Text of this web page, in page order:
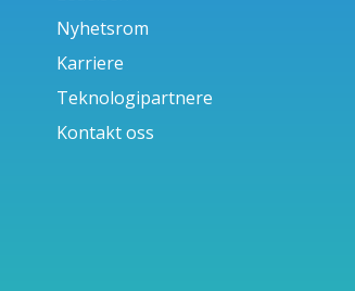
Nyhetsrom
Karriere
Teknologipartnere
Kontakt oss